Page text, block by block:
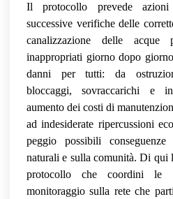
Il protocollo prevede
successive verifiche delle
canalizzazione delle acque
inappropriati giorno dopo
danni per tutti: da
bloccaggi, sovraccarichi e
aumento dei costi di
ad indesiderate ripercussioni
peggio possibili
naturali e sulla comunità. Di qui
protocollo che coordini
monitoraggio sulla rete che